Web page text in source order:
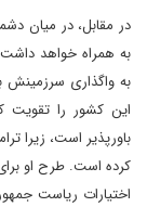
در مقابل، در میان
به همراه خواهد
به واگذاری سرزمینش
این کشور را تقویت
باورپذیر است، زیرا
کرده است. طرح او برای
اختیارات ریاست